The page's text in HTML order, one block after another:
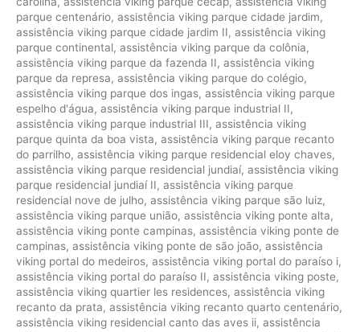
parque centenário, assistência viking parque cidade jardim,
assistência viking parque cidade jardim II, assistência viking
parque continental, assistência viking parque da colônia,
assistência viking parque da fazenda II, assistência viking
parque da represa, assistência viking parque do colégio,
assistência viking parque dos ingas, assistência viking parque
espelho d'água, assistência viking parque industrial II,
assistência viking parque industrial III, assistência viking
parque quinta da boa vista, assistência viking parque recanto
do parrilho, assistência viking parque residencial eloy chaves,
assistência viking parque residencial jundiaí, assistência viking
parque residencial jundiaí II, assistência viking parque
residencial nove de julho, assistência viking parque são luiz,
assistência viking parque união, assistência viking ponte alta,
assistência viking ponte campinas, assistência viking ponte de
campinas, assistência viking ponte de são joão, assistência
viking portal do medeiros, assistência viking portal do paraíso i,
assistência viking portal do paraíso II, assistência viking poste,
assistência viking quartier les residences, assistência viking
recanto da prata, assistência viking recanto quarto centenário,
assistência viking residencial canto das aves ii, assistência